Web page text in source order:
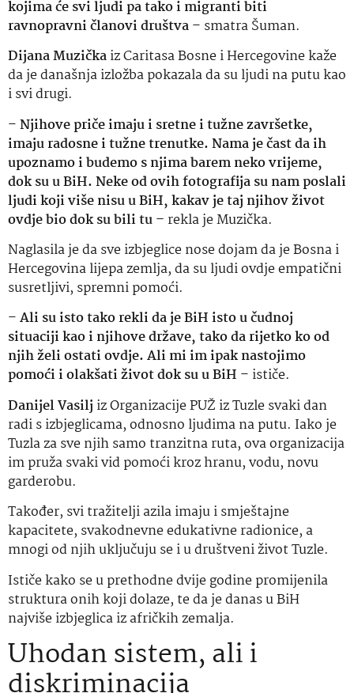
kojima će svi ljudi pa tako i migranti biti
ravnopravni članovi društva– smatra Šuman.
Dijana Muzičkaiz Caritasa Bosne i Hercegovine kaže
da je današnja izložba pokazala da su ljudi na putu kao
i svi drugi.
–Njihove priče imaju i sretne i tužne završetke,
imaju radosne i tužne trenutke. Nama je čast da ih
upoznamo i budemo s njima barem neko vrijeme,
dok su u BiH. Neke od ovih fotografija su nam poslali
ljudi koji više nisu u BiH, kakav je taj njihov život
ovdje bio dok su bili tu – rekla je Muzička.
Naglasila je da sve izbjeglice nose dojam da je Bosna i
Hercegovina lijepa zemlja, da su ljudi ovdje empatični
susretljivi, spremni pomoći.
–Ali su isto tako rekli da je BiH isto u čudnoj
situaciji kao i njihove države, tako da rijetko ko od
njih želi ostati ovdje. Ali mi im ipak nastojimo
pomoći i olakšati život dok su u BiH – ističe.
Danijel Vasilj iz Organizacije PUŽ iz Tuzle svaki dan
radi s izbjeglicama, odnosno ljudima na putu. Iako je
Tuzla za sve njih samo tranzitna ruta, ova organizacija
im pruža svaki vid pomoći kroz hranu, vodu, novu
garderobu.
Također, svi tražitelji azila imaju i smještajne
kapacitete, svakodnevne edukativne radionice, a
mnogi od njih uključuju se i u društveni život Tuzle.
Ističe kako se u prethodne dvije godine promijenila
struktura onih koji dolaze, te da je danas u BiH
najviše izbjeglica iz afričkih zemalja.
Uhodan sistem, ali i